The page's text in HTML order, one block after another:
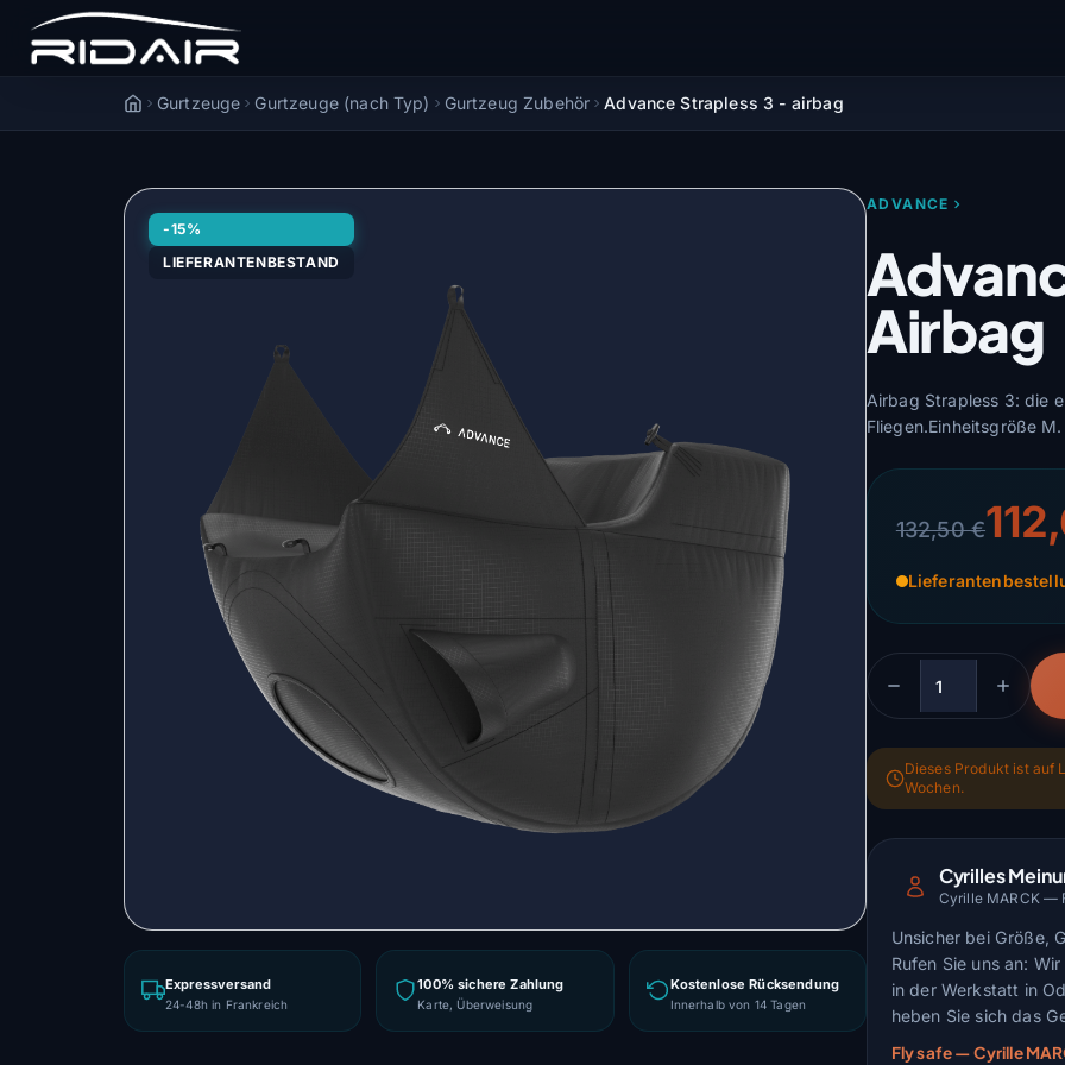
AccueilGurtzeuge Gurtzeuge (nach Typ) Gurtzeug Zubehör Advance Strapless 3 - airbag
-15%
LIEFERANTENBESTAND
Expressversand
24-48h in Frankreich
100% sichere Zahlung
Karte, Überweisung
Kostenlose Rücksendung
Innerhalb von 14 Tagen
ADVANCE
Airbag
Airbag Strapless 3: die
Fliegen.Einheitsgröße M.
132,50 €
Menge
Dieses Produkt ist auf
Wochen.
Cyrilles
Cyrille MARCK —
Unsicher bei Größe,
Rufen Sie uns an:
in der Werkstatt in
heben Sie sich das
Fly safe — Cyrille